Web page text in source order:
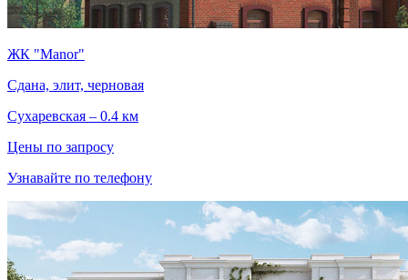
ЖК "Manor"
Сдана, элит, черновая
Сухаревская – 0.4 км
Цены по запросу
Узнавайте по телефону